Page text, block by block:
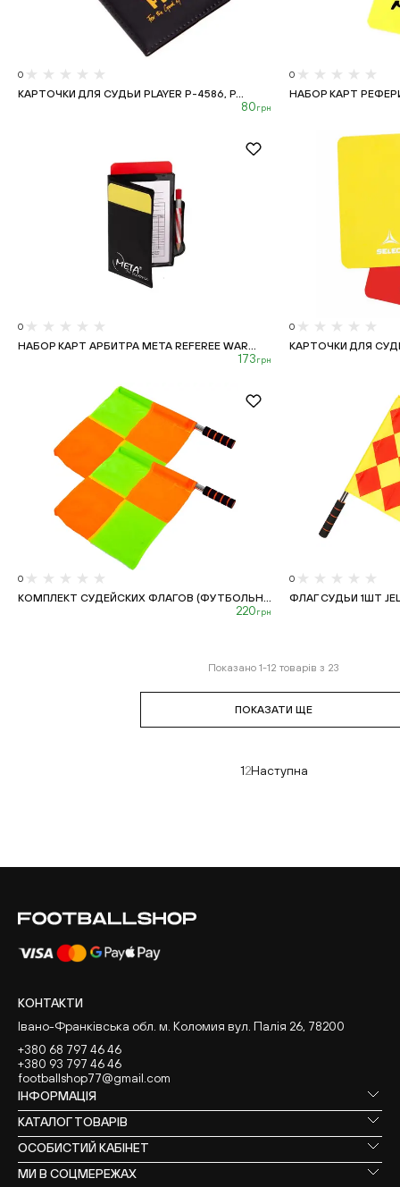
0
КАРТОЧКИ ДЛЯ СУДЬИ PLAYER P-4586, Р...
80грн
0
НАБОР КАРТ РЕФЕРИ
0
НАБОР КАРТ АРБИТРА META REFEREE WAR...
173грн
0
КАРТОЧКИ ДЛЯ
0
КОМПЛЕКТ СУДЕЙСКИХ ФЛАГОВ (ФУТБОЛЬН...
220грн
0
ФЛАГ СУДЬИ 1ШТ
Показано 1-12 товарів з 23
ПОКАЗАТИ ЩЕ
12Наступна
КОНТАКТИ
Івано-Франківська обл. м. Коломия вул. Палія 26, 78200
+380 68 797 46 46
+380 93 797 46 46
footballshop77@gmail.com
ІНФОРМАЦІЯ
КАТАЛОГ ТОВАРІВ
ОСОБИСТИЙ КАБІНЕТ
МИ В СОЦМЕРЕЖАХ